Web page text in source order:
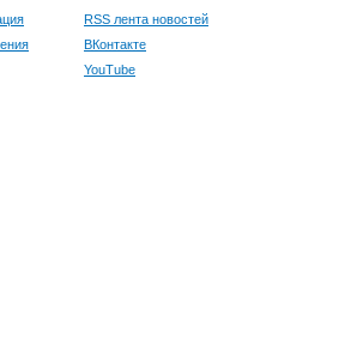
RSS лента новостей
ВКонтакте
YouTube